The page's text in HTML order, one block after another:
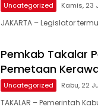
Uncategorized Kamis, 23
JAKARTA – Legislator
Pemkab Takalar
Pemetaan
Uncategorized Rabu, 22
TAKALAR – Pemerintah